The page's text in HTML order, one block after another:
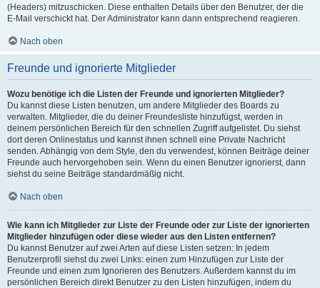
(Headers) mitzuschicken. Diese enthalten Details über den Benutzer, der die
E-Mail verschickt hat. Der Administrator kann dann entsprechend reagieren.
Nach oben
Freunde und ignorierte Mitglieder
Wozu benötige ich die Listen der Freunde und ignorierten Mitglieder?
Du kannst diese Listen benutzen, um andere Mitglieder des Boards zu
verwalten. Mitglieder, die du deiner Freundesliste hinzufügst, werden in
deinem persönlichen Bereich für den schnellen Zugriff aufgelistet. Du siehst
dort deren Onlinestatus und kannst ihnen schnell eine Private Nachricht
senden. Abhängig von dem Style, den du verwendest, können Beiträge deiner
Freunde auch hervorgehoben sein. Wenn du einen Benutzer ignorierst, dann
siehst du seine Beiträge standardmäßig nicht.
Nach oben
Wie kann ich Mitglieder zur Liste der Freunde oder zur Liste der ignorierten
Mitglieder hinzufügen oder diese wieder aus den Listen entfernen?
Du kannst Benutzer auf zwei Arten auf diese Listen setzen: In jedem
Benutzerprofil siehst du zwei Links: einen zum Hinzufügen zur Liste der
Freunde und einen zum Ignorieren des Benutzers. Außerdem kannst du im
persönlichen Bereich direkt Benutzer zu den Listen hinzufügen, indem du